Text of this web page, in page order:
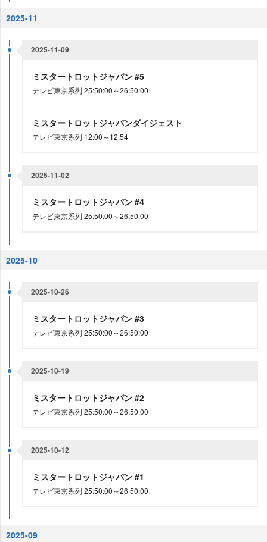
2025-11
2025-11-09
ミスタートロットジャパン #5
テレビ東京系列 25:50:00～26:50:00
ミスタートロットジャパンダイジェスト
テレビ東京系列 12:00～12:54
2025-11-02
ミスタートロットジャパン #4
テレビ東京系列 25:50:00～26:50:00
2025-10
2025-10-26
ミスタートロットジャパン #3
テレビ東京系列 25:50:00～26:50:00
2025-10-19
ミスタートロットジャパン #2
テレビ東京系列 25:50:00～26:50:00
2025-10-12
ミスタートロットジャパン #1
テレビ東京系列 25:50:00～26:50:00
2025-09